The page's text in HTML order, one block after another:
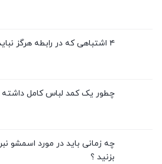
۴ اشتباهی که در رابطه هرگز نباید مرتکب شوید
چطور یک کمد لباس کامل داشته
چه زمانی باید در مورد اسمشو
بزنید ؟